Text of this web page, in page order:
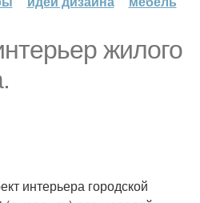
жилого
интерьера городской